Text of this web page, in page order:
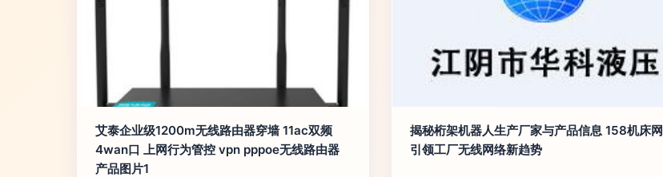
艾泰企业级1200m无线路由器穿墙 11ac双频
4wan口 上网行为管控 vpn pppoe无线路由器
产品图片1
揭秘桁架机器人生产厂家与产品信息 158机床网
引领工厂无线网络新趋势